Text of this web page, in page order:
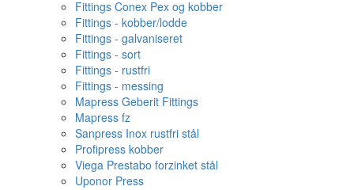
Fittings Conex Pex og kobber
Fittings - kobber/lodde
Fittings - galvaniseret
Fittings - sort
Fittings - rustfri
Fittings - messing
Mapress Geberit Fittings
Mapress fz
Sanpress Inox rustfri stål
Profipress kobber
Viega Prestabo forzinket stål
Uponor Press